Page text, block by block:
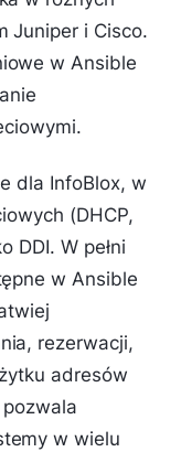
Juniper i Cisco.
w Ansible
dla InfoBlox, w
(DHCP,
DDI. W pełni
w Ansible
rezerwacji,
adresów
pozwala
w wielu